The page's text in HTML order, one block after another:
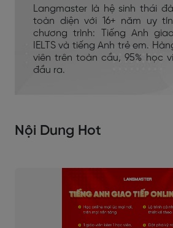
Langmaster là hệ sinh thái
toàn diện với 16+ năm uy
chương trình: Tiếng Anh
IELTS và tiếng Anh trẻ em.
viên trên toàn cầu, 95% học
đầu ra.
Nội Dung Hot